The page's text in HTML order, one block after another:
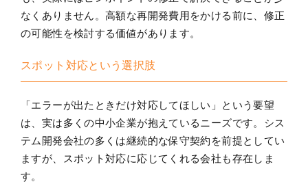
なくありません。高額な再開発費用をかける前に、修正
の可能性を検討する価値があります。
スポット対応という選択肢
「エラーが出たときだけ対応してほしい」という要望
は、実は多くの中小企業が抱えているニーズです。シス
テム開発会社の多くは継続的な保守契約を前提としてい
ますが、スポット対応に応じてくれる会社も存在しま
す。